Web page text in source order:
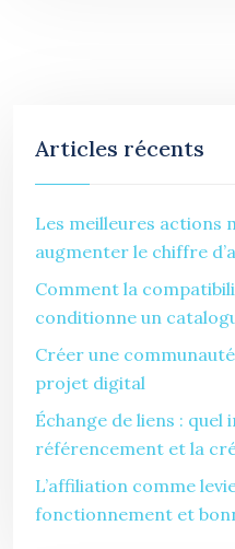
Articles récents
Les meilleures actions
augmenter le chiffre
Comment la
conditionne un
Créer une
projet digital
Échange de liens : quel
référencement et la
L’affiliation comme
fonctionnement et